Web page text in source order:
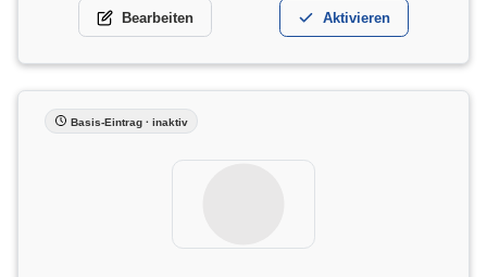
Bearbeiten Aktivieren
Basis-Eintrag · inaktiv